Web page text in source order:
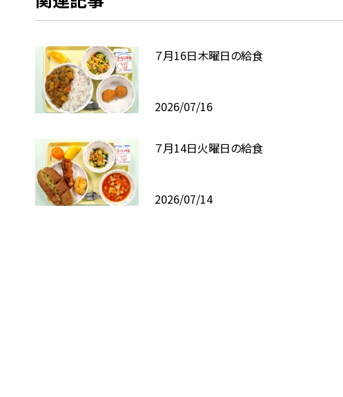
７月16日木曜日の給食
2026/07/16
７月14日火曜日の給食
2026/07/14